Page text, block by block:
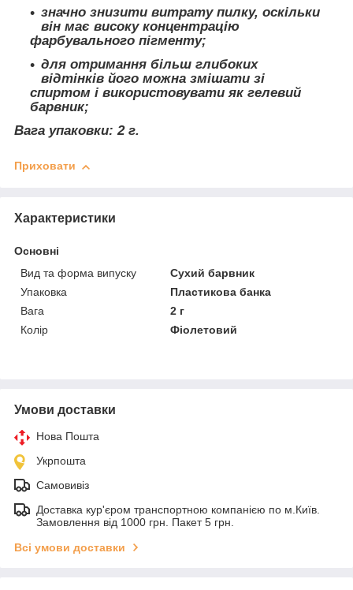
значно знизити витрату пилку, оскільки
він має високу концентрацію
фарбувального пігменту;
для отримання більш глибоких
відтінків його можна змішати зі
спиртом і використовувати як гелевий
барвник;
Вага упаковки: 2 г.
Приховати
Характеристики
Основні
Вид та форма випуску
Сухий барвник
Упаковка
Пластикова банка
Вага
2 г
Колір
Фіолетовий
Умови доставки
Нова Пошта
Укрпошта
Самовивіз
Доставка кур'єром транспортною компанією по м.Київ.
Замовлення від 1000 грн. Пакет 5 грн.
Всі умови доставки